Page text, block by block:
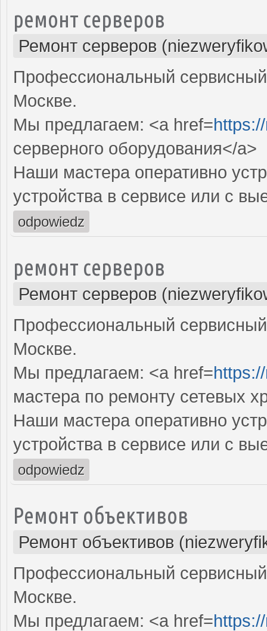
ремонт серверов
Ремонт серверов
Профессиональный
Москве.
Мы предлагаем: <a href=
серверного оборудования</a>
Наши мастера оперативно
устройства в сервисе или с
odpowiedz
ремонт серверов
Ремонт серверов
Профессиональный
Москве.
Мы предлагаем: <a href=
мастера по ремонту сетевых
Наши мастера оперативно
устройства в сервисе или с
odpowiedz
Ремонт объективов
Ремонт объективов
Профессиональный
Москве.
Мы предлагаем: <a href=